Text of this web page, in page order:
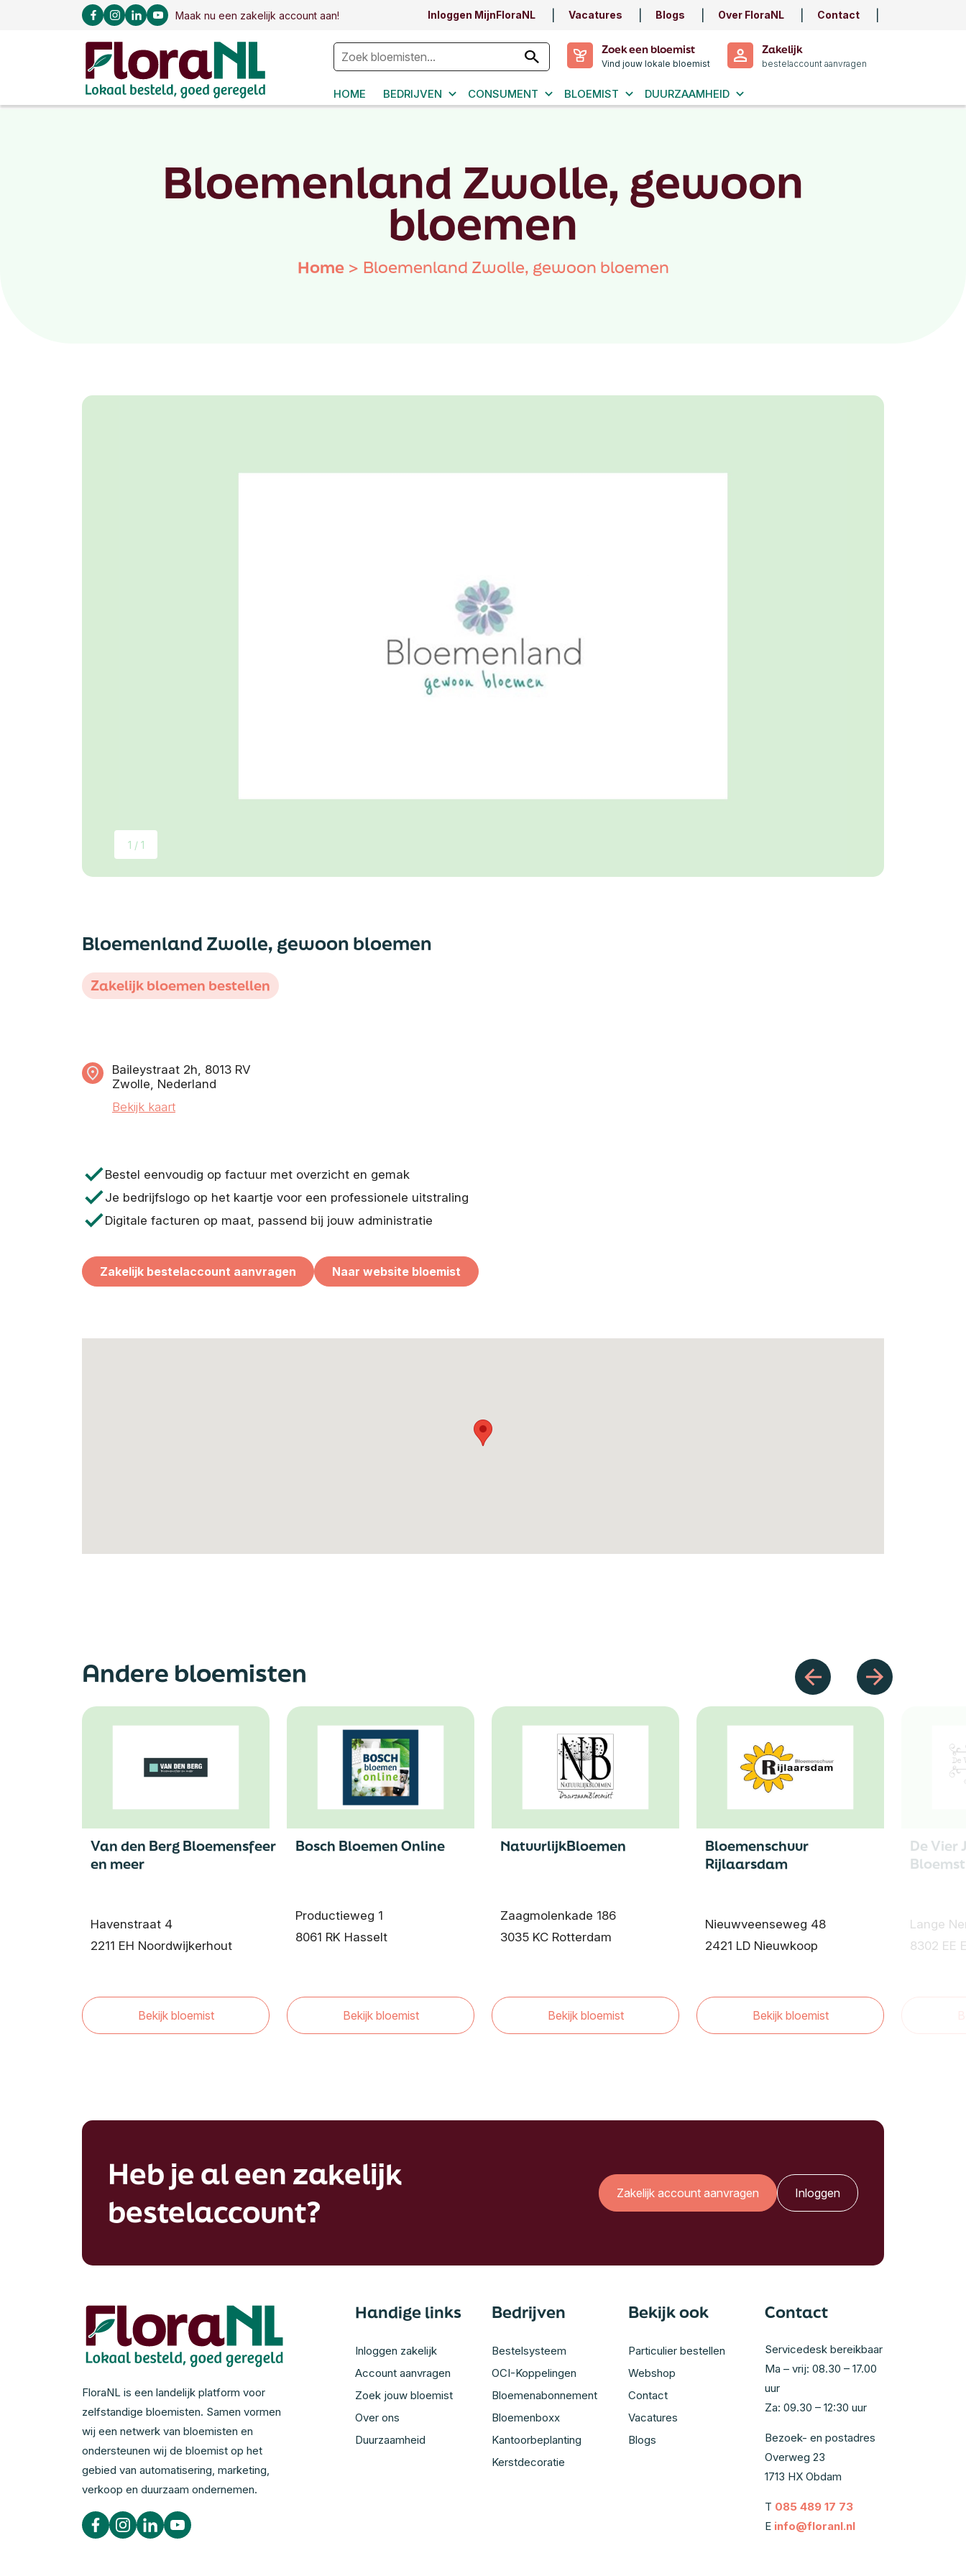
Maak nu een zakelijk account aan! Inloggen MijnFloraNL Vacatures Blogs Over FloraNL Contact
Zoek een bloemist
Vind jouw lokale bloemist
Zakelijk
bestelaccount aanvragen
HOME BEDRIJVEN CONSUMENT BLOEMIST DUURZAAMHEID
Bloemenland Zwolle, gewoon
bloemen
Home> Bloemenland Zwolle, gewoon bloemen
1 / 1
Bloemenland Zwolle, gewoon bloemen
Zakelijk bloemen bestellen
Baileystraat 2h, 8013 RV
Zwolle, Nederland
Bekijk kaart
checkBestel eenvoudig op factuur met overzicht en gemak
checkJe bedrijfslogo op het kaartje voor een professionele uitstraling
checkDigitale facturen op maat, passend bij jouw administratie
Zakelijk bestelaccount aanvragen Naar website bloemist
Andere bloemisten
Van den Berg Bloemensfeer
en meer
Havenstraat 4
2211 EH Noordwijkerhout
Bekijk bloemist
Bosch Bloemen Online
Productieweg 1
8061 RK Hasselt
Bekijk bloemist
NatuurlijkBloemen
Zaagmolenkade 186
3035 KC Rotterdam
Bekijk bloemist
Bloemenschuur
Rijlaarsdam
Nieuwveenseweg 48
2421 LD Nieuwkoop
Bekijk bloemist
De Vier
Lange
8302 EE
Heb je al een zakelijk
bestelaccount?
Zakelijk account aanvragen Inloggen
FloraNL is een landelijk platform voor
zelfstandige bloemisten. Samen vormen
wij een netwerk van bloemisten en
ondersteunen wij de bloemist op het
gebied van automatisering, marketing,
verkoop en duurzaam ondernemen.
Handige links
Inloggen zakelijk
Account aanvragen
Zoek jouw bloemist
Over ons
Duurzaamheid
Bedrijven
Bestelsysteem
OCI-Koppelingen
Bloemenabonnement
Bloemenboxx
Kantoorbeplanting
Kerstdecoratie
Bekijk ook
Particulier bestellen
Webshop
Contact
Vacatures
Blogs
Contact
Servicedesk bereikbaar
Ma – vrij: 08.30 – 17.00
uur
Za: 09.30 – 12:30 uur
Bezoek- en postadres
Overweg 23
1713 HX Obdam
T 085 489 17 73
E info@floranl.nl